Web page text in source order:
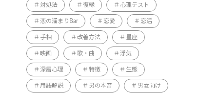
対処法 復縁 心理テスト
恋の溜まりBar 恋愛 恋活
手相 改善方法 星座
映画 歌・曲 浮気
深層心理 特徴 生態
用語解説 男の本音 男女向け